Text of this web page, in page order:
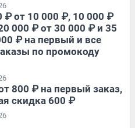
₽ от 10 000 ₽, 10 000 ₽
000 ₽ от 30 000 ₽ и 35
₽ на первый и все
по промокоду
800 ₽ на первый заказ,
скидка 600 ₽